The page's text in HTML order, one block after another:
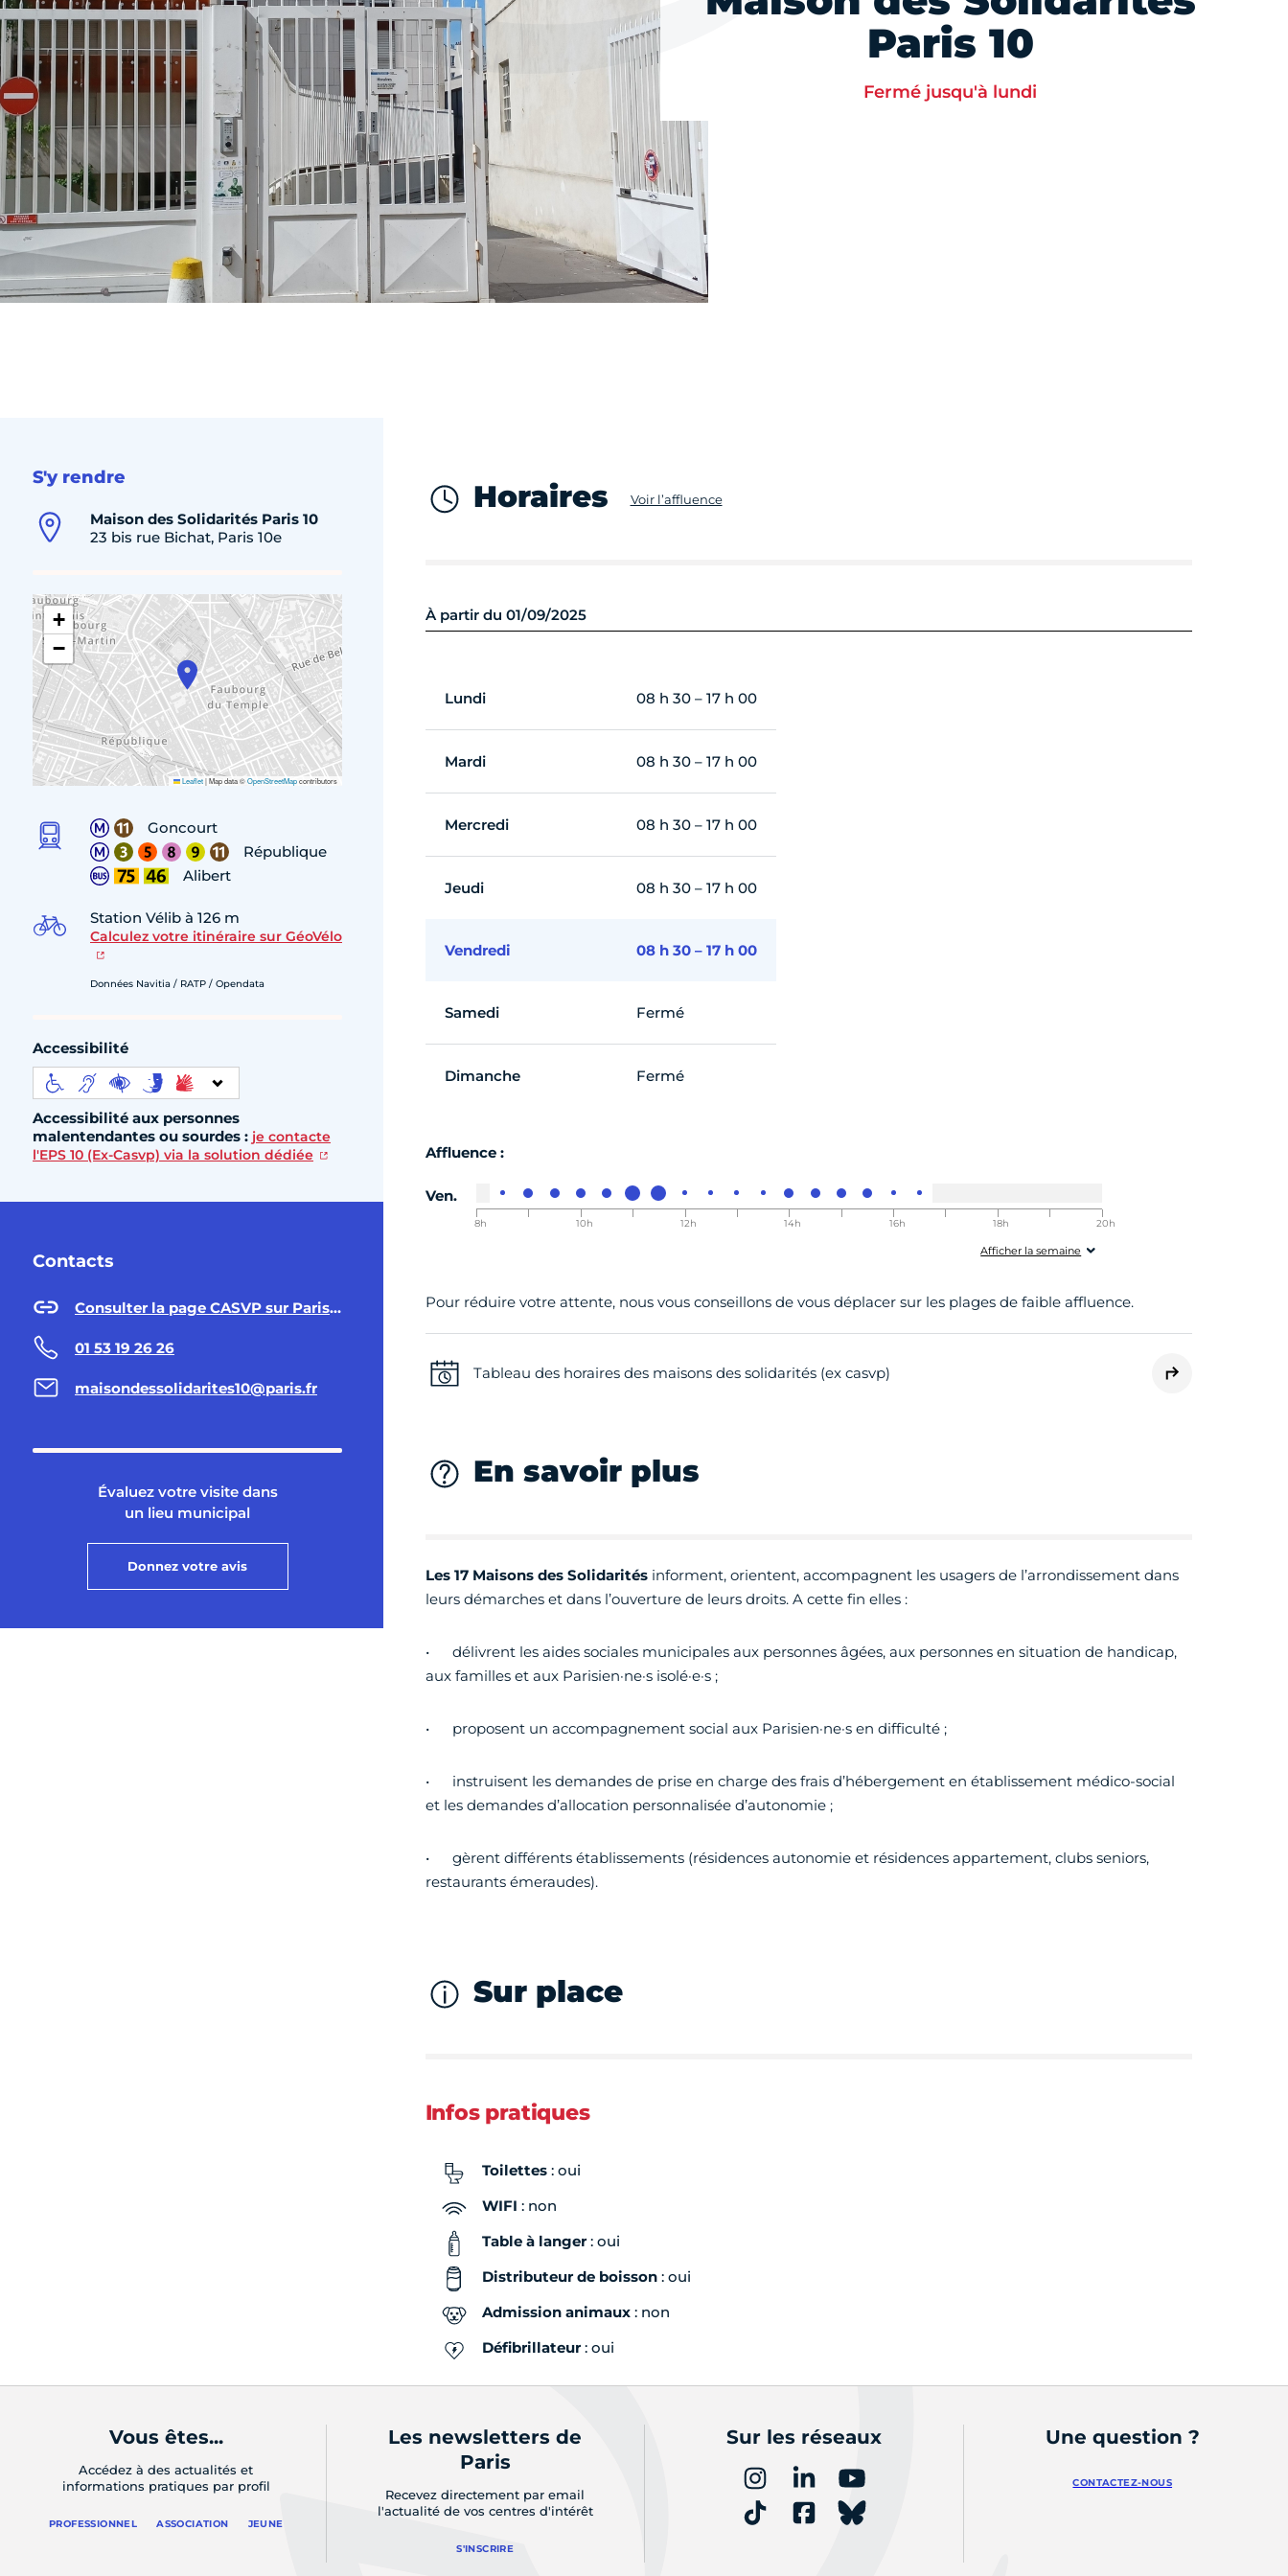
Paris 10
Fermé jusqu'à lundi
S'y rendre
Maison des Solidarités Paris 10
23 bis rue Bichat, Paris 10e
+
−
Leaflet|Map data ©OpenStreetMapcontributors
Goncourt
République
Alibert
Station Vélib à 126 m
Calculez votre itinéraire sur GéoVélo
Données Navitia / RATP / Opendata
Accessibilité
Accessibilité aux personnes
malentendantes ou sourdes : je contacte
l'EPS 10 (Ex-Casvp) via la solution dédiée
Contacts
Consulter la page CASVP sur Paris.fr
01 53 19 26 26
maisondessolidarites10@paris.fr
Évaluez votre visite dans
un lieu municipal
Donnez votre avis
Horaires Voir l’affluence
À partir du 01/09/2025
Lundi 08 h 30 – 17 h 00
Mardi 08 h 30 – 17 h 00
Mercredi 08 h 30 – 17 h 00
Jeudi 08 h 30 – 17 h 00
Vendredi 08 h 30 – 17 h 00
Samedi Fermé
Dimanche Fermé
Affluence :
Ven.
8h
00-8h30 10h
00-10h30 12h
00-12h30 14h
00-14h30 16h
00-16h30 18h
00-18h30 20h
00-20h30
Afficher la semaine
Pour réduire votre attente, nous vous conseillons de vous déplacer sur les plages de faible affluence.
Tableau des horaires des maisons des solidarités (ex casvp)
En savoir plus
Les 17 Maisons des Solidaritésinforment, orientent, accompagnent les usagers de l’arrondissement dans
leurs démarches et dans l’ouverture de leurs droits. A cette fin elles :
• délivrent les aides sociales municipales aux personnes âgées, aux personnes en situation de handicap,
aux familles et aux Parisien·ne·s isolé·e·s ;
• proposent un accompagnement social aux Parisien·ne·s en difficulté ;
• instruisent les demandes de prise en charge des frais d’hébergement en établissement médico-social
et les demandes d’allocation personnalisée d’autonomie ;
• gèrent différents établissements (résidences autonomie et résidences appartement, clubs seniors,
restaurants émeraudes).
Sur place
Infos pratiques
Toilettes: oui
WIFI : non
Table à langer: oui
Distributeur de boisson: oui
Admission animaux: non
Défibrillateur: oui
Vous êtes...
Accédez à des actualités et
informations pratiques par profil
PROFESSIONNEL ASSOCIATION JEUNE
Les newsletters de
Paris
Recevez directement par email
l'actualité de vos centres d'intérêt
S'INSCRIRE
Sur les réseaux Une question ?
CONTACTEZ-NOUS